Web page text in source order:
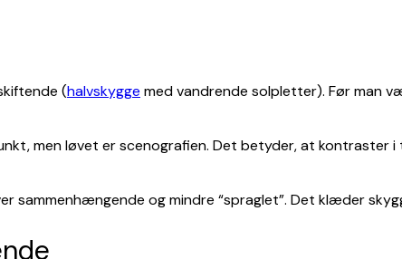
(halvskygge med vandrende solpletter). Før man
men løvet er scenografien. Det betyder, at kontraster
sammenhængende og mindre “spraglet”. Det klæder